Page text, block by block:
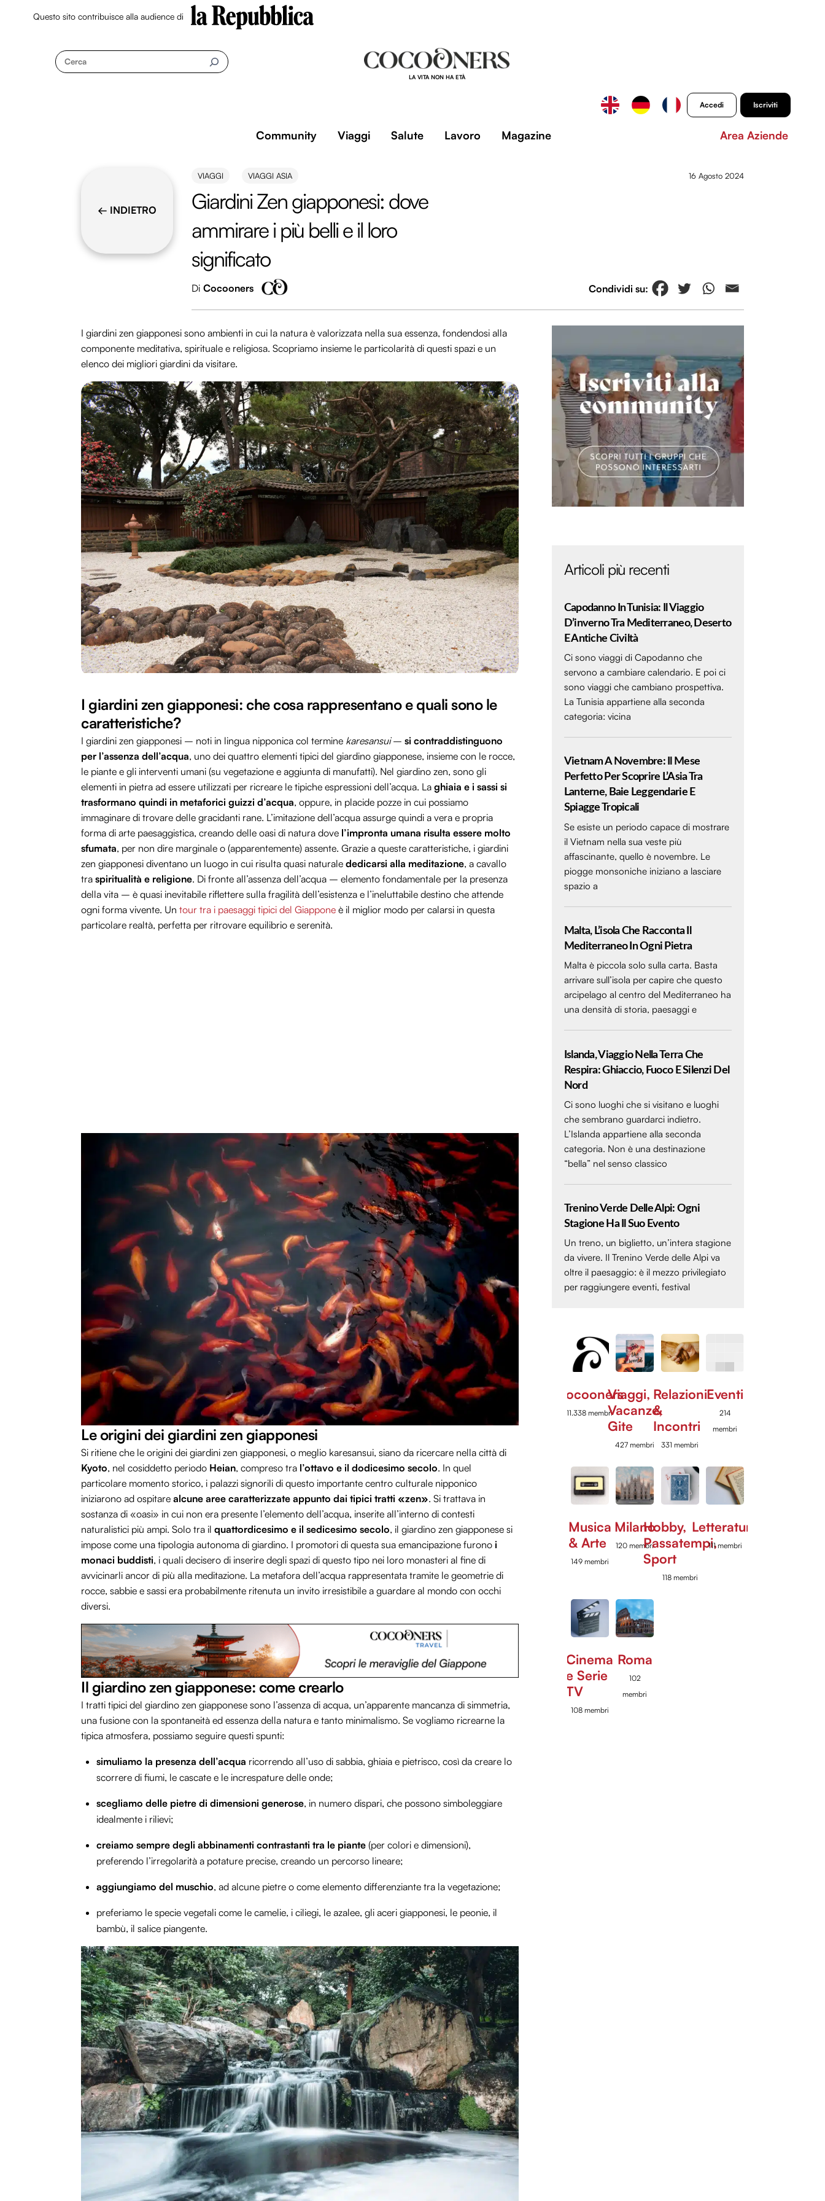
Questo sito contribuisce alla audience di
Cerca
LA VITA NON HA ETÀ
Accedi Iscriviti
Community Viaggi Salute Lavoro Magazine Area Aziende
← INDIETRO
VIAGGI VIAGGI ASIA 16 Agosto 2024
Giardini Zen giapponesi: dove
ammirare i più belli e il loro
significato
Di Cocooners
I giardini zen giapponesi sono ambienti in cui la natura è valorizzata nella sua essenza, fondendosi alla
componente meditativa, spirituale e religiosa. Scopriamo insieme le particolarità di questi spazi e un
elenco dei migliori giardini da visitare.
I giardini zen giapponesi: che cosa rappresentano e quali sono le
caratteristiche?
I giardini zen giapponesi – noti in lingua nipponica col termine karesansui– si contraddistinguono
per l’assenza dell’acqua, uno dei quattro elementi tipici del giardino giapponese, insieme con le rocce,
le piante e gli interventi umani (su vegetazione e aggiunta di manufatti). Nel giardino zen, sono gli
elementi in pietra ad essere utilizzati per ricreare le tipiche espressioni dell’acqua. La ghiaia e i sassi si
trasformano quindi in metaforici guizzi d’acqua, oppure, in placide pozze in cui possiamo
immaginare di trovare delle gracidanti rane. L’imitazione dell’acqua assurge quindi a vera e propria
forma di arte paesaggistica, creando delle oasi di natura dove l’impronta umana risulta essere molto
sfumata, per non dire marginale o (apparentemente) assente. Grazie a queste caratteristiche, i giardini
zen giapponesi diventano un luogo in cui risulta quasi naturale dedicarsi alla meditazione, a cavallo
tra spiritualità e religione. Di fronte all’assenza dell’acqua – elemento fondamentale per la presenza
della vita – è quasi inevitabile riflettere sulla fragilità dell’esistenza e l’ineluttabile destino che attende
ogni forma vivente. Un tour tra i paesaggi tipici del Giappone è il miglior modo per calarsi in questa
particolare realtà, perfetta per ritrovare equilibrio e serenità.
Le origini dei giardini zen giapponesi
Si ritiene che le origini dei giardini zen giapponesi, o meglio karesansui, siano da ricercare nella città di
Kyoto, nel cosiddetto periodo Heian, compreso tra l’ottavo e il dodicesimo secolo. In quel
particolare momento storico, i palazzi signorili di questo importante centro culturale nipponico
iniziarono ad ospitare alcune aree caratterizzate appunto dai tipici tratti «zen». Si trattava in
sostanza di «oasi» in cui non era presente l’elemento dell’acqua, inserite all’interno di contesti
naturalistici più ampi. Solo tra il quattordicesimo e il sedicesimo secolo, il giardino zen giapponese si
impose come una tipologia autonoma di giardino. I promotori di questa sua emancipazione furono i
monaci buddisti, i quali decisero di inserire degli spazi di questo tipo nei loro monasteri al fine di
avvicinarli ancor di più alla meditazione. La metafora dell’acqua rappresentata tramite le geometrie di
rocce, sabbie e sassi era probabilmente ritenuta un invito irresistibile a guardare al mondo con occhi
diversi.
Il giardino zen giapponese: come crearlo
I tratti tipici del giardino zen giapponese sono l’assenza di acqua, un’apparente mancanza di simmetria,
una fusione con la spontaneità ed essenza della natura e tanto minimalismo. Se vogliamo ricrearne la
tipica atmosfera, possiamo seguire questi spunti:
simuliamo la presenza dell’acqua ricorrendo all’uso di sabbia, ghiaia e pietrisco, così da creare lo
scorrere di fiumi, le cascate e le increspature delle onde;
scegliamo delle pietre di dimensioni generose, in numero dispari, che possono simboleggiare
idealmente i rilievi;
creiamo sempre degli abbinamenti contrastanti tra le piante (per colori e dimensioni),
preferendo l’irregolarità a potature precise, creando un percorso lineare;
aggiungiamo del muschio, ad alcune pietre o come elemento differenziante tra la vegetazione;
preferiamo le specie vegetali come le camelie, i ciliegi, le azalee, gli aceri giapponesi, le peonie, il
bambù, il salice piangente.
Articoli più recenti
Capodanno In Tunisia: Il Viaggio
D’inverno Tra Mediterraneo, Deserto
E Antiche Civiltà
Ci sono viaggi di Capodanno che
servono a cambiare calendario. E poi ci
sono viaggi che cambiano prospettiva.
La Tunisia appartiene alla seconda
categoria: vicina
Vietnam A Novembre: Il Mese
Perfetto Per Scoprire L’Asia Tra
Lanterne, Baie Leggendarie E
Spiagge Tropicali
Se esiste un periodo capace di mostrare
il Vietnam nella sua veste più
affascinante, quello è novembre. Le
piogge monsoniche iniziano a lasciare
spazio a
Malta, L’isola Che Racconta Il
Mediterraneo In Ogni Pietra
Malta è piccola solo sulla carta. Basta
arrivare sull’isola per capire che questo
arcipelago al centro del Mediterraneo ha
una densità di storia, paesaggi e
Islanda, Viaggio Nella Terra Che
Respira: Ghiaccio, Fuoco E Silenzi Del
Nord
Ci sono luoghi che si visitano e luoghi
che sembrano guardarci indietro.
L’Islanda appartiene alla seconda
categoria. Non è una destinazione
“bella” nel senso classico
Trenino Verde Delle Alpi: Ogni
Stagione Ha Il Suo Evento
Un treno, un biglietto, un’intera stagione
da vivere. Il Trenino Verde delle Alpi va
oltre il paesaggio: è il mezzo privilegiato
per raggiungere eventi, festival
Cocooners
11.338 membri
Viaggi,
Vacanze,
Gite
427 membri
Relazioni
&
Incontri
331 membri
Eventi
214
membri
Musica
& Arte
149 membri
Milano
120 membri
Hobby,
Passatempi,
Sport
118 membri
Letteratura
111 membri
Cinema
e Serie
TV
108 membri
Roma
102
membri